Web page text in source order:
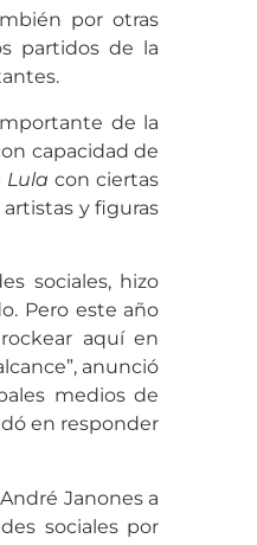
por otras
partidos de la
de la
capacidad de
Lula con ciertas
y figuras
sociales, hizo
Pero este año
aquí en
anunció
medios de
en responder
Janones a
sociales por